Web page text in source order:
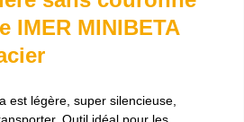
IMER MINIBETA
est légère, super silencieuse,